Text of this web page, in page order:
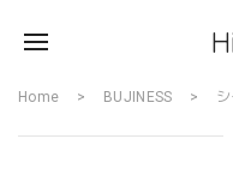
Home BUJINESS